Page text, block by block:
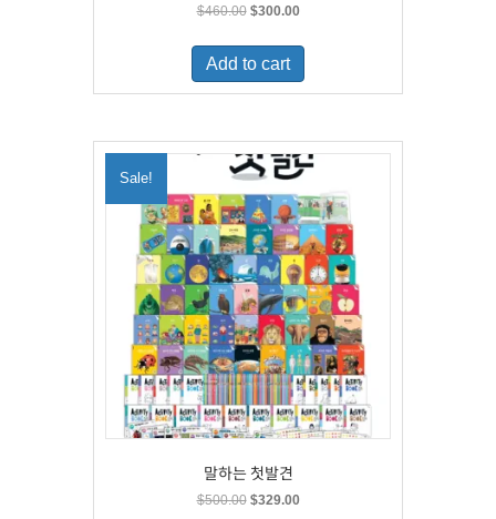
$460.00 Original
was:
$460.00.
$300.00Current
is:
Add to cart
Sale!
말하는 첫발견
$500.00 Original
$329.00Current